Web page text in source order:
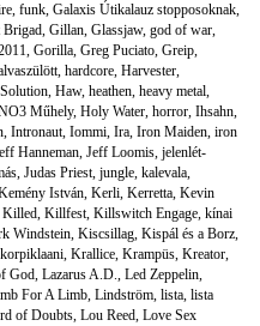
, funk, Galaxis Útikalauz stopposoknak,
Brigad, Gillan, Glassjaw, god of war,
, Gorilla, Greg Puciato, Greip,
, hardcore, Harvester,
, Haw, heathen, heavy metal,
Műhely, Holy Water, horror, Ihsahn,
, Intronaut, Iommi, Ira, Iron Maiden, iron
Hanneman, Jeff Loomis, jelenlét-
, Judas Priest, jungle, kalevala,
István, Kerli, Kerretta, Kevin
Killed, Killfest, Killswitch Engage, kínai
Windstein, Kiscsillag, Kispál és a Borz,
korpiklaani, Krallice, Krampüs, Kreator,
God, Lazarus A.D., Led Zeppelin,
For A Limb, Lindström, lista, lista
of Doubts, Lou Reed, Love Sex